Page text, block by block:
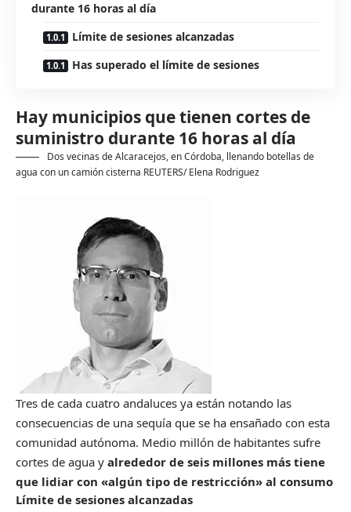
durante 16 horas al día
Límite de sesiones alcanzadas
Has superado el límite de sesiones
Hay municipios que tienen cortes de
suministro durante 16 horas al día
Dos vecinas de Alcaracejos, en Córdoba, llenando botellas de
agua con un camión cisterna REUTERS/ Elena Rodriguez
Tres de cada cuatro andaluces ya están notando las
consecuencias de una sequía que se ha ensañado con esta
comunidad autónoma. Medio millón de habitantes sufre
cortes de agua y alrededor de seis millones más tiene
que lidiar con «algún tipo de restricción» al consumo
Límite de sesiones alcanzadas